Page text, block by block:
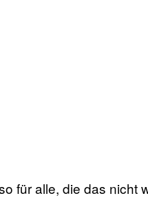
für alle, die das nicht